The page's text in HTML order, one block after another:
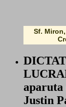
Sf.
aparuta
Justin